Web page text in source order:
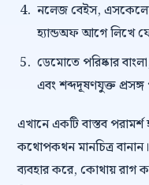
নলেজ বেইস,
হ্যান্ডঅফ আগে লিখে
ডেমোতে পরিষ্কার
এবং শব্দদূষণযুক্ত
এখানে একটি বাস্তব
কথোপকথন মানচিত্র
ব্যবহার করে, কোথায় রাগ